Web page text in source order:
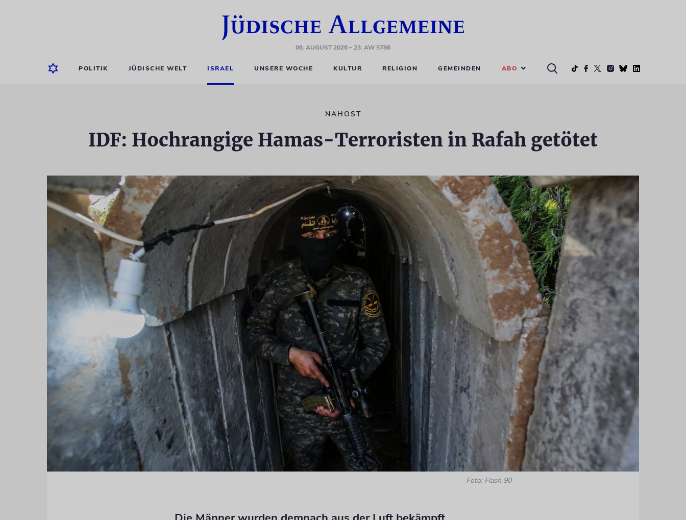
06. AUGUST 2026– 23. AW 5786
POLITIK JÜDISCHE WELT ISRAEL UNSERE WOCHE KULTUR RELIGION GEMEINDEN ABO
NAHOST
IDF: Hochrangige Hamas-Terroristen in Rafah getötet
Foto: Flash 90